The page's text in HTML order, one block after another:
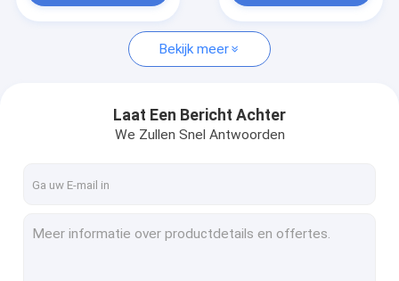
Verzoek om een Citaat
In te ademen Sportenstof
sportkledings materiële stof
Bekijk meer
Laat Een Bericht Achter
We Zullen Snel Antwoorden